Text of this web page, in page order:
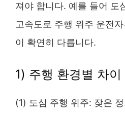
져야 합니다. 예를 들어 도
고속도로 주행 위주 운전
이 확연히 다릅니다.
1) 주행 환경별 차이
(1) 도심 주행 위주: 잦은